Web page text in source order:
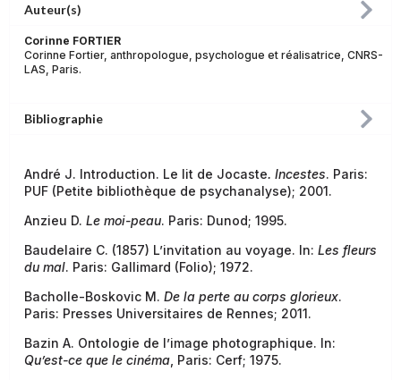
Auteur(s)
Corinne FORTIER
Corinne Fortier, anthropologue, psychologue et réalisatrice, CNRS-
LAS, Paris.
Bibliographie
André J. Introduction. Le lit de Jocaste. Incestes. Paris:
PUF (Petite bibliothèque de psychanalyse); 2001.
Anzieu D. Le moi-peau. Paris: Dunod; 1995.
Baudelaire C. (1857) L’invitation au voyage. In: Les fleurs
du mal. Paris: Gallimard (Folio); 1972.
Bacholle-Boskovic M. De la perte au corps glorieux.
Paris: Presses Universitaires de Rennes; 2011.
Bazin A. Ontologie de l’image photographique. In:
Qu’est-ce que le cinéma , Paris: Cerf; 1975.